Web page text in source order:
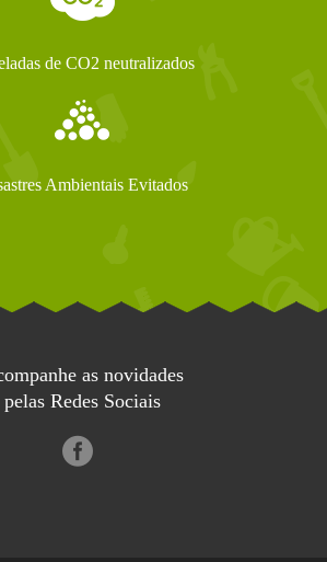
de CO2 neutralizados
Ambientais Evitados
as novidades
pelas Redes Sociais